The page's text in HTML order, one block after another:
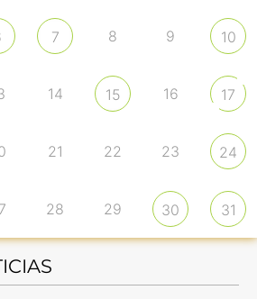
7 8 9 10
14 15 16 17
21 22 23 24
28 29 30 31